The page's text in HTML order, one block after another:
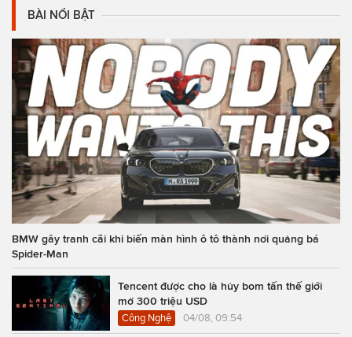
BÀI NỔI BẬT
BMW gây tranh cãi khi biến màn hình ô tô thành nơi quảng bá
Spider-Man
Tencent được cho là hủy bom tấn thế giới
mở 300 triệu USD
Công Nghệ 04/08, 09:54